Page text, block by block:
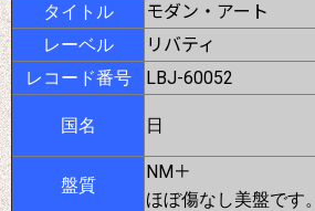
タイトル モダン・アート
レーベル リバティ
レコード番号 LBJ-60052
国名 日
盤質
NM＋
ほぼ傷なし美盤です。